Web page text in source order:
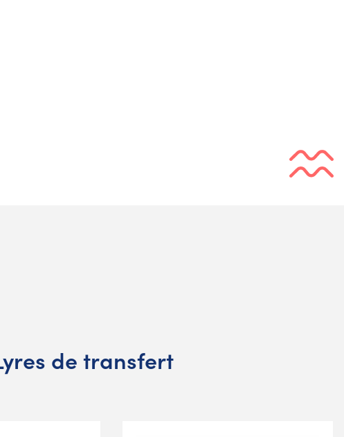
de transfert